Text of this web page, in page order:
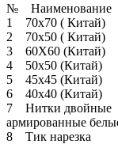
№ Наименование
1 70х70 (
2 70х50 (
3 60Х60
4 50х50
5 45х45
6 40х40
7 Нитки двойные
армированные
8 Тик